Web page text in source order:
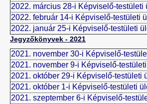
2022. március 28-i Képviselő-testületi
2022. február 14-i Képviselő-testületi
2022. január 25-i Képviselő-testületi
Jegyzőkönyvek - 2021
2021. november 30-i Képviselő-
2021. november 9-i Képviselő-
2021. október 29-i Képviselő-testületi
2021. október 1-i Képviselő-testületi
2021. szeptember 6-i Képviselő-